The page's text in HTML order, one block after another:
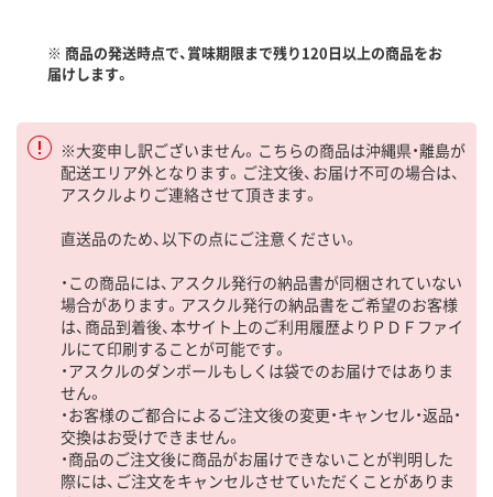
※ 商品の発送時点で、賞味期限まで残り120日以上の商品をお
届けします。
※大変申し訳ございません。こちらの商品は沖縄県・離島が
配送エリア外となります。ご注文後、お届け不可の場合は、
アスクルよりご連絡させて頂きます。
直送品のため、以下の点にご注意ください。
・この商品には、アスクル発行の納品書が同梱されていない
場合があります。アスクル発行の納品書をご希望のお客様
は、商品到着後、本サイト上のご利用履歴よりＰＤＦファイ
ルにて印刷することが可能です。
・アスクルのダンボールもしくは袋でのお届けではありま
せん。
・お客様のご都合によるご注文後の変更・キャンセル・返品・
交換はお受けできません。
・商品のご注文後に商品がお届けできないことが判明した
際には、ご注文をキャンセルさせていただくことがありま